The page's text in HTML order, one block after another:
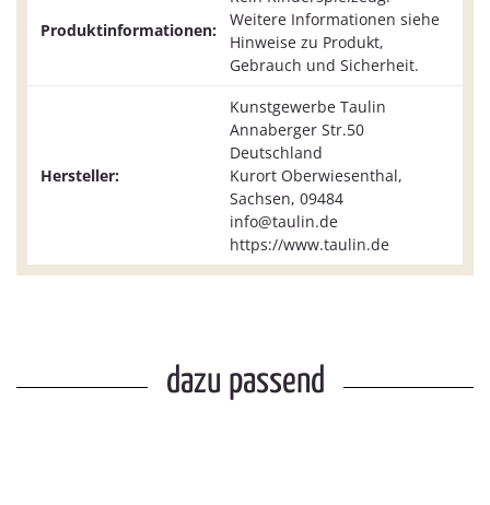
Produktinformationen:
Weitere Informationen siehe
Hinweise zu Produkt,
Gebrauch und Sicherheit.
Hersteller:
Kunstgewerbe Taulin
Annaberger Str.50
Deutschland
Kurort Oberwiesenthal,
Sachsen, 09484
info@taulin.de
https://www.taulin.de
dazu passend